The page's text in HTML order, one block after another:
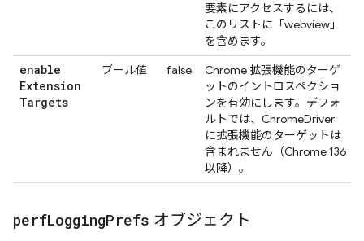
要素にアクセスするには、
このリストに「webview」
を含めます。
enable
Extension
Targets
ブール値 false
Chrome 拡張機能のターゲ
ットのイントロスペクショ
ンを有効にします。デフォ
ルトでは、ChromeDriver
に拡張機能のターゲットは
含まれません（Chrome 136
以降）。
perfLoggingPrefs オブジェクト